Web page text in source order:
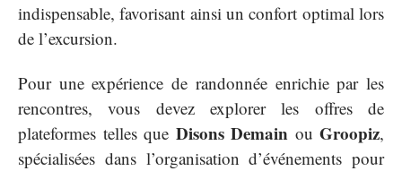
indispensable, favorisant ainsi un confort optimal lors
de l’excursion.
Pour une expérience de randonnée enrichie par les
rencontres, vous devez explorer les offres de
plateformes telles que Disons Demain ou Groopiz,
spécialisées dans l’organisation d’événements pour